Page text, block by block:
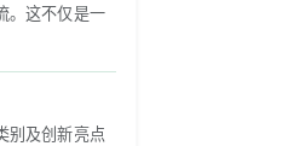
。这不仅是一
别及创新亮点‌